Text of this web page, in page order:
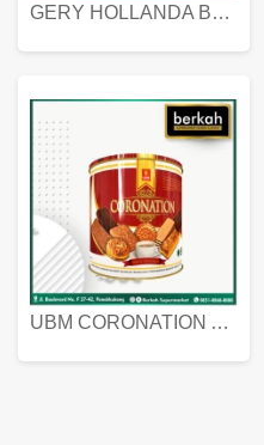
GERY HOLLANDA BUTTER COOKIES 450 GRAM
UBM CORONATION ASSORTED BISKUIT KALENG 450 GRAM